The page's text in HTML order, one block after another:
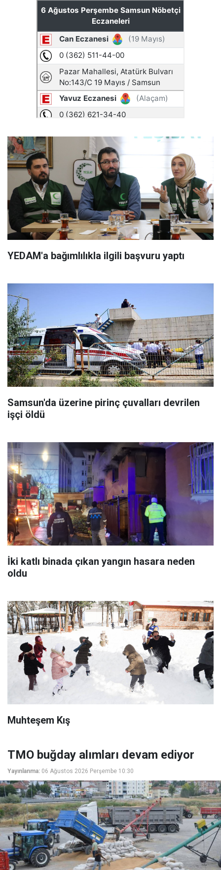
YEDAM'a bağımlılıkla ilgili başvuru yaptı
Samsun'da üzerine pirinç çuvalları devrilen
işçi öldü
İki katlı binada çıkan yangın hasara neden
oldu
Muhteşem Kış
TMO buğday alımları devam ediyor
Yayınlanma: 06 Ağustos 2026 Perşembe 10:30